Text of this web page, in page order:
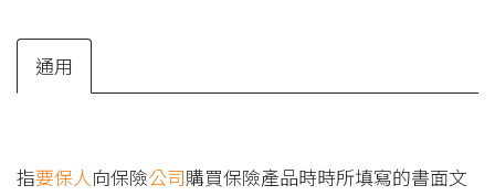
通用
指要保人 向保險公司購買保險產品時時所填寫的書面文